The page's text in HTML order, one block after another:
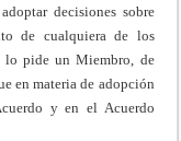
decisiones sobre
de cualquiera de los
lo pide un Miembro, de
en materia de adopción
y en el Acuerdo